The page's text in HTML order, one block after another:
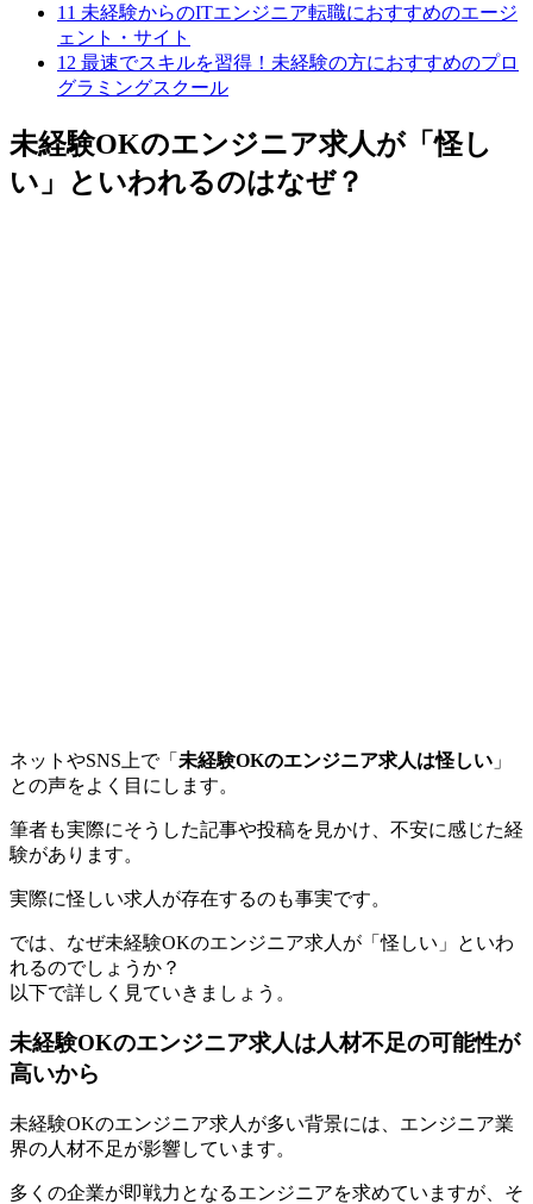
11 未経験からのITエンジニア転職におすすめのエージ
ェント・サイト
12 最速でスキルを習得！未経験の方におすすめのプロ
グラミングスクール
未経験OKのエンジニア求人が「怪し
い」といわれるのはなぜ？
ネットやSNS上で「 未経験OKのエンジニア求人は怪しい 」
との声をよく目にします。
筆者も実際にそうした記事や投稿を見かけ、不安に感じた経
験があります。
実際に怪しい求人が存在するのも事実です。
では、なぜ未経験OKのエンジニア求人が「怪しい」といわ
れるのでしょうか？
以下で詳しく見ていきましょう。
未経験OKのエンジニア求人は人材不足の可能性が
高いから
未経験OKのエンジニア求人が多い背景には、 エンジニア業
界の人材不足が影響しています。
多くの企業が即戦力となるエンジニアを求めていますが、そ